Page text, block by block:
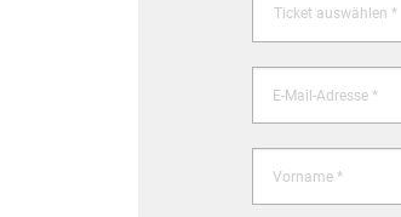
Ticket auswählen *
E-Mail-Adresse *
Vorname *